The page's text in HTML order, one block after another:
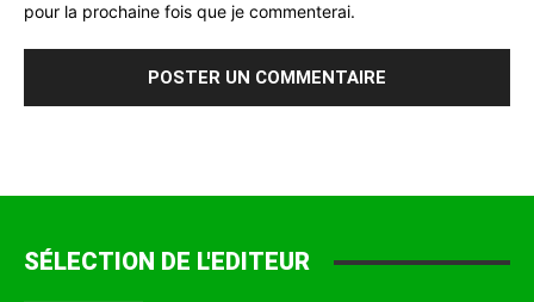
pour la prochaine fois que je commenterai.
SÉLECTION DE L'EDITEUR